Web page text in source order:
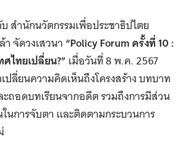
สำนักนวัตกรรมเพื่อประชาธิปไตย
จัดวงเสวนา“Policy Forum ครั้งที่ 10 :
ไทยเปลี่ยน?”เมื่อวันที่ 8 พ.ค. 2567
ปลี่ยนความคิดเห็นถึงโครงสร้าง บทบาท
ถอดบทเรียนจากอดีต รวมถึงการมีส่วน
นการจับตา และติดตามกระบวนการ